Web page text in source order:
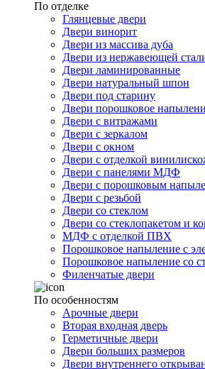
По отделке
Глянцевые двери
Двери винорит
Двери из массива дуба
Двери из нержавеющей
Двери ламинированные
Двери натуральный шпон
Двери под старину
Двери порошковое
Двери с витражами
Двери с зеркалом
Двери с окном
Двери с отделкой
Двери с панелями МДФ
Двери с порошковым
Двери с резьбой
Двери со стеклом
Двери со стеклопакетом и
МДФ с отделкой ПВХ
Порошковое напыление с
Порошковое напыление со
Филенчатые двери
По особенностям
Арочные двери
Вторая входная дверь
Герметичные двери
Двери больших размеров
Двери внутреннего